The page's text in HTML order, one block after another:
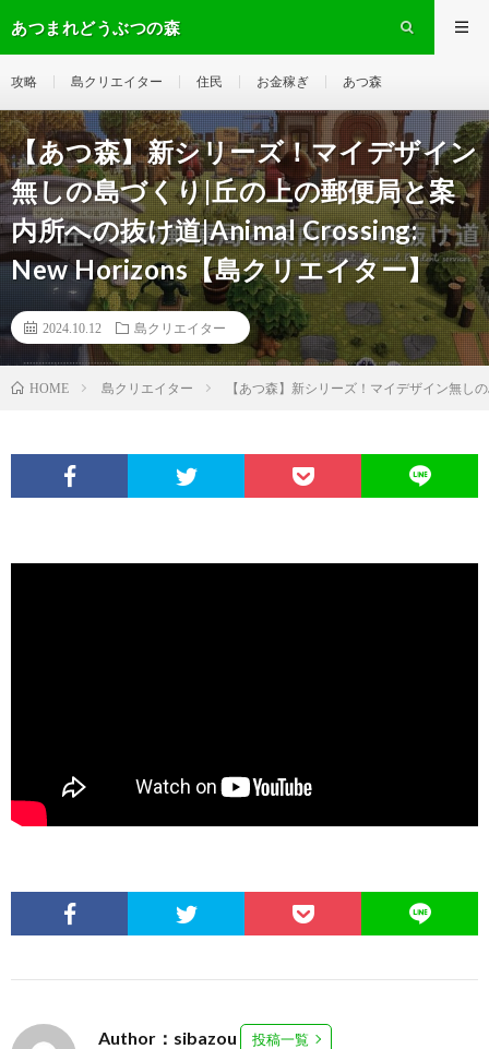
あつまれどうぶつの森
攻略 島クリエイター 住民 お金稼ぎ あつ森
【あつ森】新シリーズ！マイデザイン
無しの島づくり|丘の上の郵便局と案
内所への抜け道|Animal Crossing:
New Horizons【島クリエイター】
2024.10.12 島クリエイター
HOME 島クリエイター 【あつ森】新シリーズ！マイデザイン無
Author：sibazou 投稿一覧